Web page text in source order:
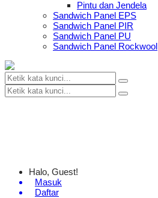
Pintu dan Jendela
Sandwich Panel EPS
Sandwich Panel PIR
Sandwich Panel PU
Sandwich Panel Rockwool
Halo, Guest!
Masuk
Daftar